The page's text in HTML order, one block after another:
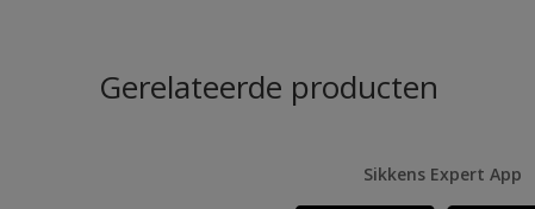
Gerelateerde producten
Sikkens Expert App